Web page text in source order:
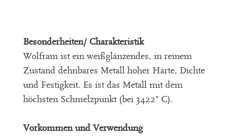
Besonderheiten/ Charakteristik
Wolfram ist ein weißglänzendes, in reinem
Zustand dehnbares Metall hoher Härte, Dichte
und Festigkeit. Es ist das Metall mit dem
höchsten Schmelzpunkt (bei 3422° C).
Vorkommen und Verwendung